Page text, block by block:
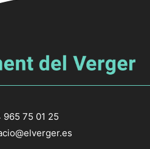
965 75 01 25